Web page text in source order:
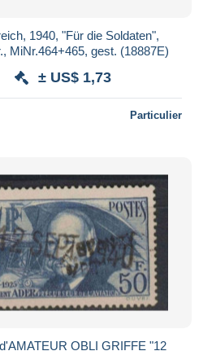
1940, "Für die Soldaten",
MiNr.464+465, gest. (18887E)
± US$ 1,73
Particulier
OBLI GRIFFE "12